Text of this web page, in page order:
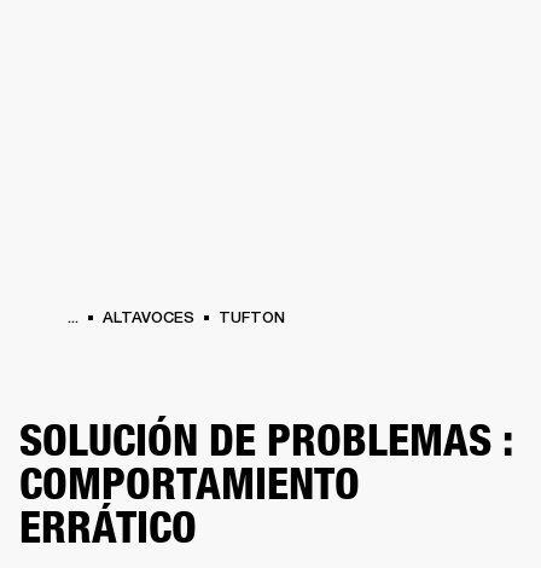
... ALTAVOCES TUFTON
SOLUCIÓN DE PROBLEMAS :
COMPORTAMIENTO
ERRÁTICO